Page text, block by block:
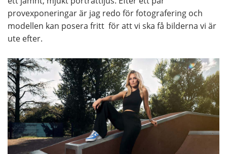
provexponeringar är jag redo för fotografering och
modellen kan posera fritt för att vi ska få bilderna vi är
ute efter.